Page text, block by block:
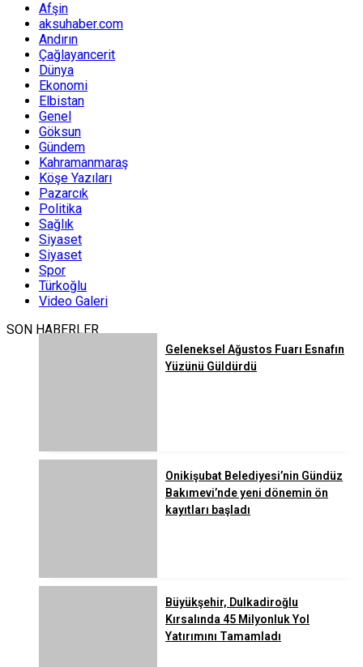
Afşin
aksuhaber.com
Andırın
Çağlayancerit
Dünya
Ekonomi
Elbistan
Genel
Göksun
Gündem
Kahramanmaraş
Köşe Yazıları
Pazarcık
Politika
Sağlık
Siyaset
Siyaset
Spor
Türkoğlu
Video Galeri
SON HABERLER
Geleneksel Ağustos Fuarı Esnafın
Yüzünü Güldürdü
Onikişubat Belediyesi’nin Gündüz
Bakımevi’nde yeni dönemin ön
kayıtları başladı
Büyükşehir, Dulkadiroğlu
Kırsalında 45 Milyonluk Yol
Yatırımını Tamamladı